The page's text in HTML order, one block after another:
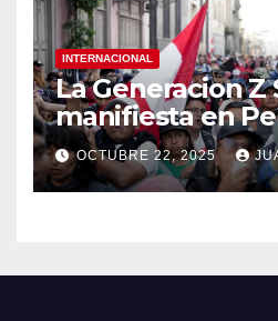
INTERNACIONAL
La Generacion Z
manifiesta en
OCTUBRE 22, 2025